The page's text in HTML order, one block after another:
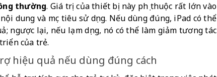
thường. Giá trị của thiết bị này phụ thuộc rất lớn vào
dung và mục tiêu sử dụng. Nếu dùng đúng, iPad có thể
ngược lại, nếu lạm dụng, nó có thể làm giảm tương tác
của trẻ.
hiệu quả nếu dùng đúng cách